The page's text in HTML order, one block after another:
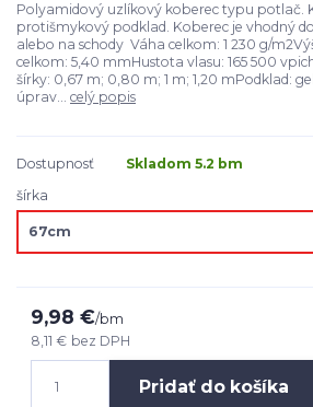
Polyamidový uzlíkový koberec typu potlač.
protišmykový podklad. Koberec je vhodný
alebo na schody Váha celkom: 1 230 g/
celkom: 5,40 mmHustota vlasu: 165 500
šírky: 0,67 m; 0,80 m; 1 m; 1,20 mPodklad:
úprav... celý popis
Dostupnosť
Skladom 5.2 bm
šírka
9,98 €/bm
8,11 € bez DPH
Pridať do košíka